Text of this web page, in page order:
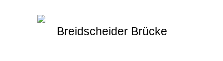
Breidscheider Brücke